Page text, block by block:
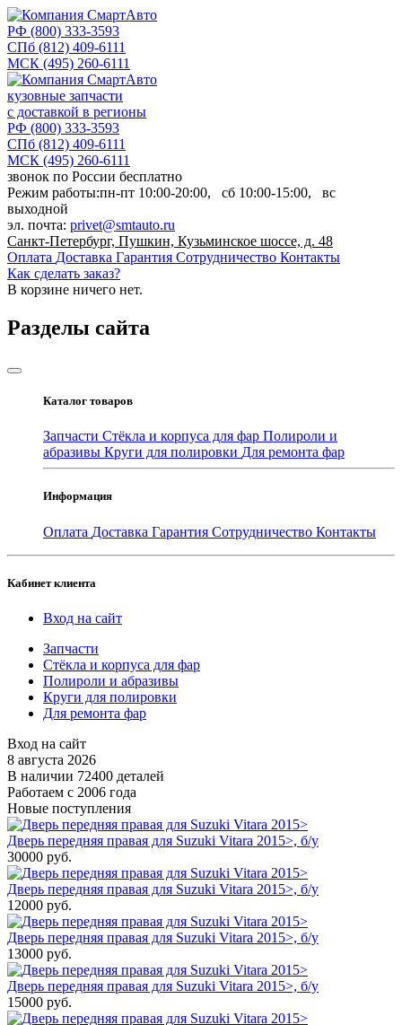
РФ (800) 333-3593
СПб (812) 409-6111
МСК (495) 260-6111
кузовные запчасти
с доставкой в регионы
РФ (800) 333-3593
СПб (812) 409-6111
МСК (495) 260-6111
звонок по России бесплатно
Режим работы:пн-пт 10:00-20:00, сб 10:00-15:00, вс
выходной
эл. почта: privet@smtauto.ru
Санкт-Петербург, Пушкин, Кузьминское шоссе, д. 48
Оплата Доставка Гарантия Сотрудничество Контакты
Как сделать заказ?
В корзине ничего нет.
Разделы сайта
Каталог товаров
Запчасти Стёкла и корпуса для фар Полироли и
абразивы Круги для полировки Для ремонта фар
Информация
Оплата Доставка Гарантия Сотрудничество Контакты
Кабинет клиента
Вход на сайт
Запчасти
Стёкла и корпуса для фар
Полироли и абразивы
Круги для полировки
Для ремонта фар
Вход на сайт
8 августа 2026
В наличии 72400 деталей
Работаем с 2006 года
Новые поступления
Дверь передняя правая для Suzuki Vitara 2015>, б/у
30000 руб.
Дверь передняя правая для Suzuki Vitara 2015>, б/у
12000 руб.
Дверь передняя правая для Suzuki Vitara 2015>, б/у
13000 руб.
Дверь передняя правая для Suzuki Vitara 2015>, б/у
15000 руб.